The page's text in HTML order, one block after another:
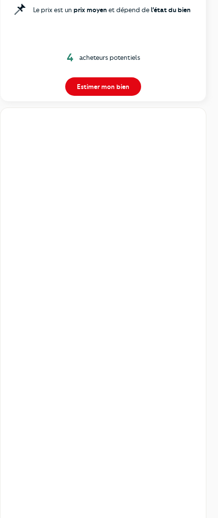
📌 Le prix est un prix moyen et dépend del’état du bien
4 acheteurs potentiels
Estimer mon bien